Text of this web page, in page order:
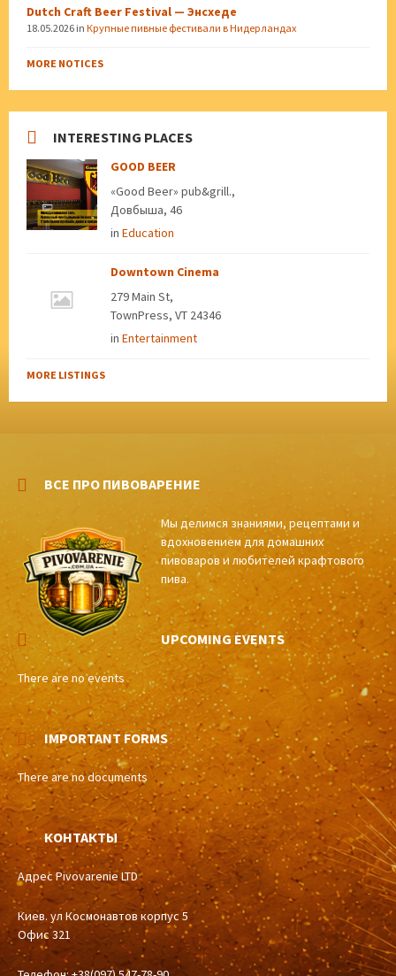
Dutch Craft Beer Festival — Энсхеде
18.05.2026 in Крупные пивные фестивали в Нидерландах
MORE NOTICES
INTERESTING PLACES
GOOD BEER
«Good Beer» pub&grill.,
Довбыша, 46
in Education
Downtown Cinema
279 Main St,
TownPress, VT 24346
in Entertainment
MORE LISTINGS
ВСЕ ПРО ПИВОВАРЕНИЕ
Мы делимся знаниями, рецептами и
вдохновением для домашних
пивоваров и любителей крафтового
пива.
UPCOMING EVENTS
There are no events
IMPORTANT FORMS
There are no documents
КОНТАКТЫ
Адрес Pivovarenie LTD
Киев. ул Космонавтов корпус 5
Офис 321